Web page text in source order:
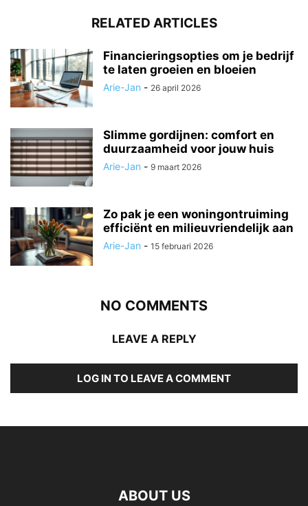
RELATED ARTICLES
Financieringsopties om je bedrijf
te laten groeien en bloeien
Arie-Jan - 26 april 2026
Slimme gordijnen: comfort en
duurzaamheid voor jouw huis
Arie-Jan - 9 maart 2026
Zo pak je een woningontruiming
efficiënt en milieuvriendelijk aan
Arie-Jan - 15 februari 2026
NO COMMENTS
LEAVE A REPLY
LOG IN TO LEAVE A COMMENT
ABOUT US